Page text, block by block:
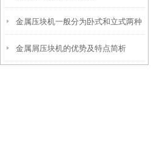
金属压块机一般分为卧式和立式两种
金属屑压块机的优势及特点简析